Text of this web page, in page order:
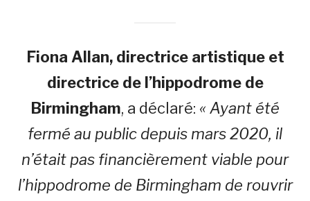
Fiona Allan, directrice artistique et
directrice de l’hippodrome de
Birmingham, a déclaré: « Ayant été
fermé au public depuis mars 2020, il
n’était pas financièrement viable pour
l’hippodrome de Birmingham de rouvrir